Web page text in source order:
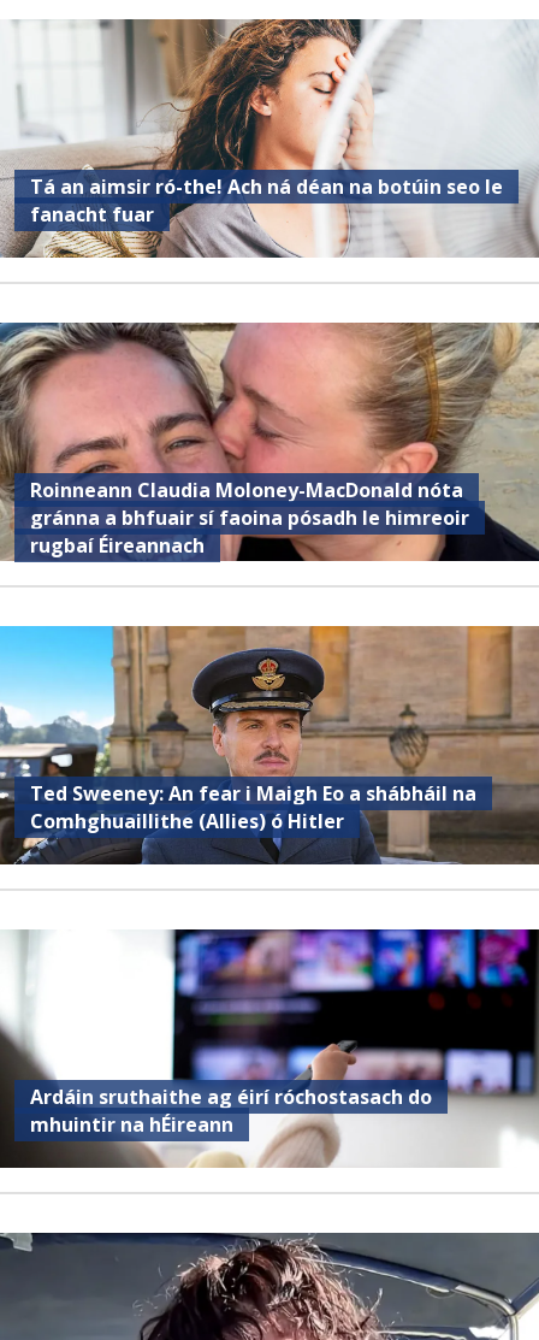
Tá an aimsir ró-the! Ach ná déan na botúin seo le
fanacht fuar
Roinneann Claudia Moloney-MacDonald nóta
gránna a bhfuair sí faoina pósadh le himreoir
rugbaí Éireannach
Ted Sweeney: An fear i Maigh Eo a shábháil na
Comhghuaillithe (Allies) ó Hitler
Ardáin sruthaithe ag éirí róchostasach do
mhuintir na hÉireann